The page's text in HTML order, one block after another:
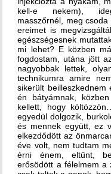
kell-e nekem),
masszőrnél, meg
ereimet is
egészségesnek
mi lehet? E közben
fogdostam, utána jött
nagyobbak lettek,
technikumra amire
sikerült
én bátyámnak,
kellett, hogy
egyedül dolgozik,
és mennek együtt, ez
elkezdődött az
éve volt, nem tudtam
érni énem, eltűnt,
erősödött a félelmem a